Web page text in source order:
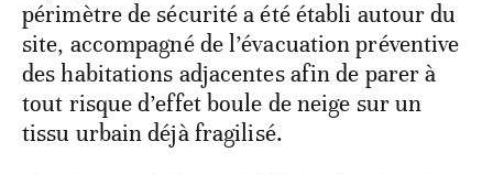
périmètre de sécurité a été établi autour du
site, accompagné de l’évacuation préventive
des habitations adjacentes afin de parer à
tout risque d’effet boule de neige sur un
tissu urbain déjà fragilisé.